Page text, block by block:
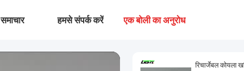
समाचार हमसे संपर्क करें एक बोली का अनुरोध
रिचार्जेबल कोयला